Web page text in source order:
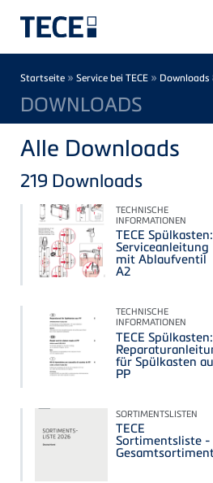
Breadcrumb
Startseite » Service bei TECE » Downloads
DOWNLOADS
Alle Downloads
219 Downloads
TECHNISCHE
INFORMATIONEN
TECE Spülkasten:
Serviceanleitung
mit Ablaufventil
A2
TECHNISCHE
INFORMATIONEN
TECE Spülkasten:
für Spülkasten
PP
SORTIMENTSLISTEN
TECE
Sortimentsliste -